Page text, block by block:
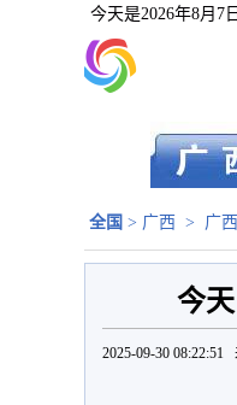
今天是2026年8月7日
全国 > 广西 > 广
今
2025-09-30 08:22:51